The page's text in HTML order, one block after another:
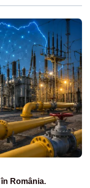
România.